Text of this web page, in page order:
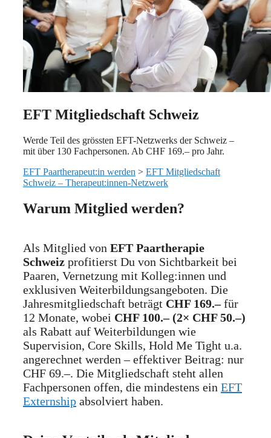
EFT Mitgliedschaft Schweiz
Werde Teil des grössten EFT-Netzwerks der Schweiz –
mit über 130 Fachpersonen. Ab CHF 169.– pro Jahr.
EFT Paartherapeut:in werden > EFT Mitgliedschaft
Schweiz – Therapeut:innen-Netzwerk
Warum Mitglied werden?
Als Mitglied von EFT Paartherapie
Schweiz profitierst Du von Sichtbarkeit bei
Paaren, Vernetzung mit Kolleg:innen und
exklusiven Weiterbildungsangeboten. Die
Jahresmitgliedschaft beträgt CHF 169.–für
12 Monate, wobei CHF 100.– (2× CHF 50.–)
als Rabatt auf Weiterbildungen wie
Supervision, Core Skills, Hold Me Tight u.a.
angerechnet werden – effektiver Beitrag: nur
CHF 69.–. Die Mitgliedschaft steht allen
Fachpersonen offen, die mindestens ein EFT
Externship absolviert haben.